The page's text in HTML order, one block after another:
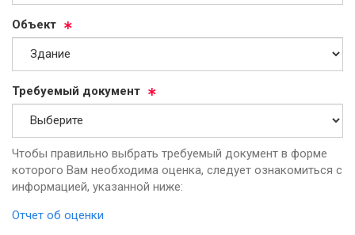
Объ­ект
Тре­бу­емый до­ку­мент
Чтобы правильно выбрать требуемый документ в форме
которого Вам необходима оценка, следует ознакомиться с
информацией, указанной ниже:
Отчет об оценки